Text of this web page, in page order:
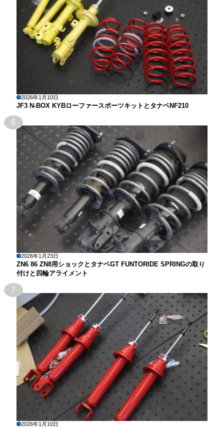
2026年1月10日
JF3 N-BOX KYBローファースポーツキットとタナベNF210
6
2026年1月23日
ZN6 86 ZN8用ショックとタナベGT FUNTORIDE SPRINGの取り
付けと四輪アライメント
7
2026年1月10日